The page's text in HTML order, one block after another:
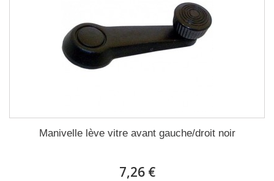
Manivelle lève vitre avant gauche/droit noir
7,26 €